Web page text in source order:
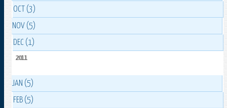
OCT (3)
NOV (5)
DEC (1)
2011
JAN (5)
FEB (5)